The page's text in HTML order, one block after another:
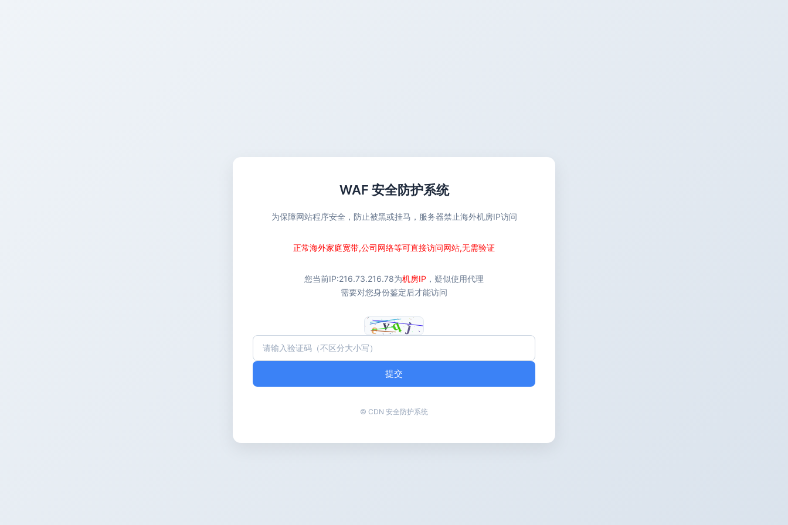
WAF 安全防护系统
为保障网站程序安全，防止被黑或挂马，服务器禁止海外机房IP访问
正常海外家庭宽带,公司网络等可直接访问网站,无需验证
您当前IP:216.73.216.78为机房IP ，疑似使用代理
需要对您身份鉴定后才能访问
提交
© CDN 安全防护系统